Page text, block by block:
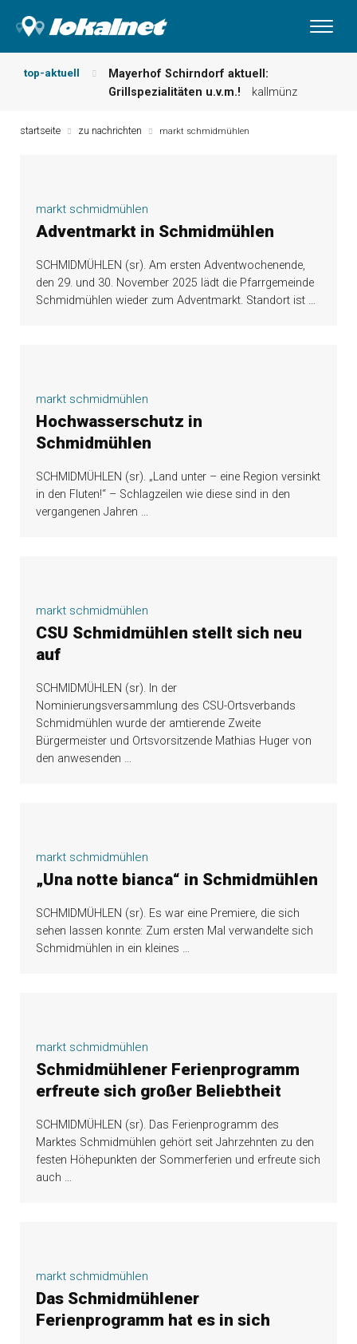
top-aktuell
Mayerhof Schirndorf aktuell:
Grillspezialitäten u.v.m.!
kallmünz
und mehr …
burglengenfeld
Maxhütter Fischladen: Unser aktuelles
Nutzen Sie aktuelle Angebote Ihrer
Region!
angebote vor ort | anzeige
Metzgerei Hummel: Aktuelles
Wochenangebot!
maxhütte-haidhof
startseite zu nachrichten markt schmidmühlen
markt schmidmühlen
Adventmarkt in Schmidmühlen
SCHMIDMÜHLEN (sr). Am ersten Adventwochenende,
den 29. und 30. November 2025 lädt die Pfarrgemeinde
Schmidmühlen wieder zum Adventmarkt. Standort ist …
markt schmidmühlen
Hochwasserschutz in
Schmidmühlen
SCHMIDMÜHLEN (sr). „Land unter – eine Region versinkt
in den Fluten!“ – Schlagzeilen wie diese sind in den
vergangenen Jahren …
markt schmidmühlen
CSU Schmidmühlen stellt sich neu
auf
SCHMIDMÜHLEN (sr). In der
Nominierungsversammlung des CSU-Ortsverbands
Schmidmühlen wurde der amtierende Zweite
Bürgermeister und Ortsvorsitzende Mathias Huger von
den anwesenden …
markt schmidmühlen
„Una notte bianca“ in Schmidmühlen
SCHMIDMÜHLEN (sr). Es war eine Premiere, die sich
sehen lassen konnte: Zum ersten Mal verwandelte sich
Schmidmühlen in ein kleines …
markt schmidmühlen
Schmidmühlener Ferienprogramm
erfreute sich großer Beliebtheit
SCHMIDMÜHLEN (sr). Das Ferienprogramm des
Marktes Schmidmühlen gehört seit Jahrzehnten zu den
festen Höhepunkten der Sommerferien und erfreute sich
auch …
markt schmidmühlen
Das Schmidmühlener
Ferienprogramm hat es in sich